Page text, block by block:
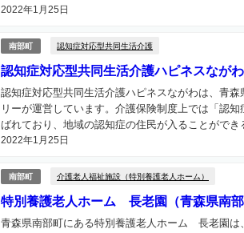
2022年1月25日
南部町 認知症対応型共同生活介護
認知症対応型共同生活介護ハピネスながわ
2022年1月25日
認知症対応型共同生活介護ハピネスながわは、青
リーが運営しています。介護保険制度上では「認
ばれており、地域の認知症の住民が入ることがで
南部町 介護老人福祉施設（特別養護老人ホーム）
特別養護老人ホーム 長老園（青森県南部
青森県南部町にある特別養護老人ホーム 長老園